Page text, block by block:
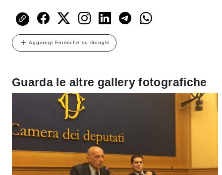
Aggiungi Formiche su Google
Guarda le altre gallery fotografiche